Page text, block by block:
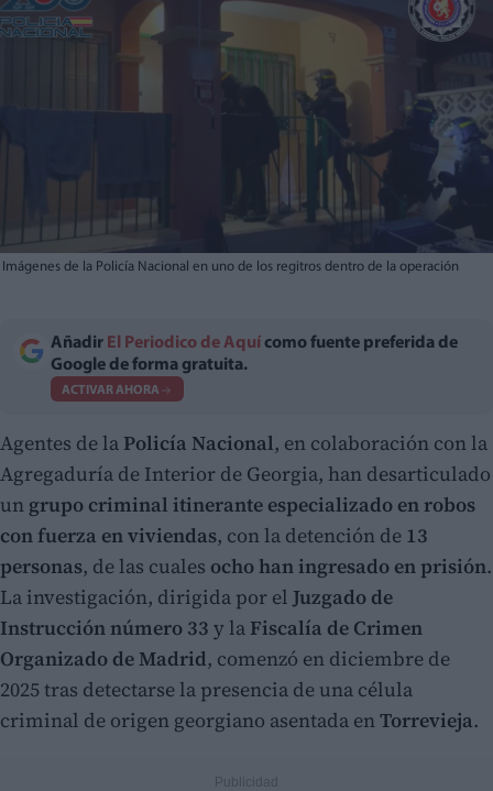
Imágenes de la Policía Nacional en uno de los regitros dentro de la operación
Añadir El Periodico de Aquí como fuente preferida de
Google de forma gratuita.
ACTIVAR AHORA
Agentes de la Policía Nacional, en colaboración con la
Agregaduría de Interior de Georgia, han desarticulado
un grupo criminal itinerante especializado en robos
con fuerza en viviendas, con la detención de 13
personas, de las cuales ocho han ingresado en prisión.
La investigación, dirigida por el Juzgado de
Instrucción número 33 y la Fiscalía de Crimen
Organizado de Madrid, comenzó en diciembre de
2025 tras detectarse la presencia de una célula
criminal de origen georgiano asentada enTorrevieja.